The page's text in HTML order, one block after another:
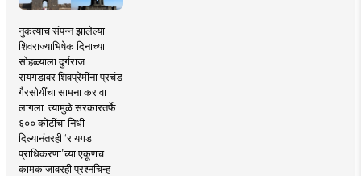
नुकत्याच संपन्न झालेल्या
शिवराज्याभिषेक दिनाच्या
सोहळ्याला दुर्गराज
रायगडावर शिवप्रेमींना प्रचंड
गैरसोयींचा सामना करावा
लागला. त्यामुळे सरकारतर्फे
६०० कोटींचा निधी
दिल्यानंतरही ‘रायगड
प्राधिकरणा’च्या एकूणच
कामकाजावरही प्रश्नचिन्ह